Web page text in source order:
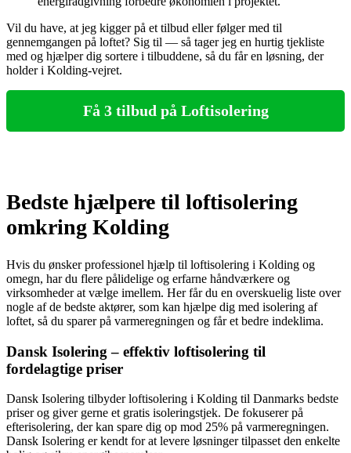
Vil du have, at jeg kigger på et tilbud eller følger med til
gennemgangen på loftet? Sig til — så tager jeg en hurtig tjekliste
med og hjælper dig sortere i tilbuddene, så du får en løsning, der
holder i Kolding-vejret.
Få 3 tilbud på Loftisolering
Bedste hjælpere til loftisolering
omkring Kolding
Hvis du ønsker professionel hjælp til loftisolering i Kolding og
omegn, har du flere pålidelige og erfarne håndværkere og
virksomheder at vælge imellem. Her får du en overskuelig liste over
nogle af de bedste aktører, som kan hjælpe dig med isolering af
loftet, så du sparer på varmeregningen og får et bedre indeklima.
Dansk Isolering – effektiv loftisolering til
fordelagtige priser
Dansk Isolering tilbyder loftisolering i Kolding til Danmarks bedste
priser og giver gerne et gratis isoleringstjek. De fokuserer på
efterisolering, der kan spare dig op mod 25% på varmeregningen.
Dansk Isolering er kendt for at levere løsninger tilpasset den enkelte